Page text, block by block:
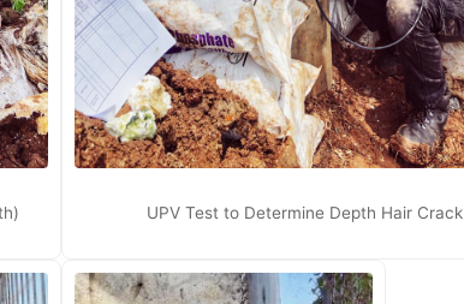
UPV Test to Determine Depth Hair Crack